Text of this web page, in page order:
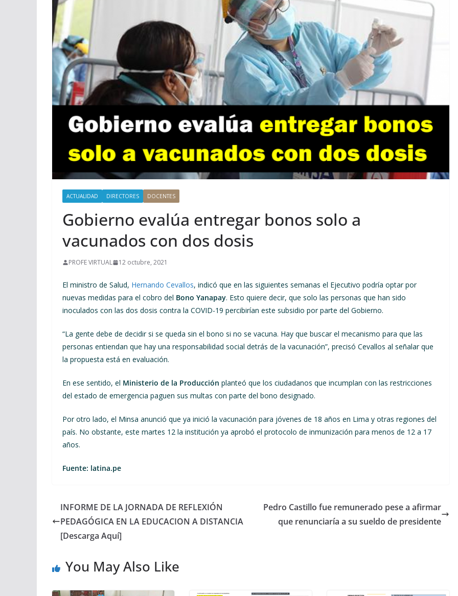
ACTUALIDAD DIRECTORES DOCENTES
Gobierno evalúa entregar bonos solo a
vacunados con dos dosis
PROFE VIRTUAL 12 octubre, 2021
El ministro de Salud, Hernando Cevallos, indicó que en las siguientes semanas el Ejecutivo podría optar por
nuevas medidas para el cobro del Bono Yanapay. Esto quiere decir, que solo las personas que han sido
inoculados con las dos dosis contra la COVID-19 percibirían este subsidio por parte del Gobierno.
“La gente debe de decidir si se queda sin el bono si no se vacuna. Hay que buscar el mecanismo para que las
personas entiendan que hay una responsabilidad social detrás de la vacunación”, precisó Cevallos al señalar que
la propuesta está en evaluación.
En ese sentido, el Ministerio de la Producción planteó que los ciudadanos que incumplan con las restricciones
del estado de emergencia paguen sus multas con parte del bono designado.
Por otro lado, el Minsa anunció que ya inició la vacunación para jóvenes de 18 años en Lima y otras regiones del
país. No obstante, este martes 12 la institución ya aprobó el protocolo de inmunización para menos de 12 a 17
años.
Fuente: latina.pe
INFORME DE LA JORNADA DE REFLEXIÓN
PEDAGÓGICA EN LA EDUCACION A DISTANCIA
[Descarga Aquí]
Pedro Castillo fue remunerado pese a afirmar
que renunciaría a su sueldo de presidente
You May Also Like